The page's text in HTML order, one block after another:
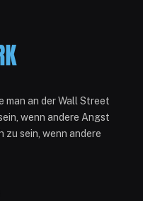
man an der Wall Street
wenn andere Angst
zu sein, wenn andere